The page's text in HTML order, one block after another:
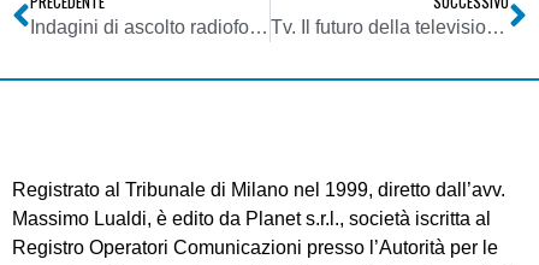
Indagini di ascolto radiofonico: si cambia, anche se non si sa ancora proprio come Tv. Il futuro della televisione al MAF Milano Audiovisual Forum il 16 e 17 novembre 2023
Registrato al Tribunale di Milano nel 1999, diretto dall’avv.
Massimo Lualdi, è edito da Planet s.r.l., società iscritta al
Registro Operatori Comunicazioni presso l’Autorità per le